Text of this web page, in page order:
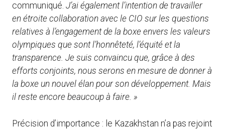
communiqué. J’ai également l’intention de travailler
en étroite collaboration avec le CIO sur les questions
relatives à l’engagement de la boxe envers les valeurs
olympiques que sont l’honnêteté, l’équité et la
transparence. Je suis convaincu que, grâce à des
efforts conjoints, nous serons en mesure de donner à
la boxe un nouvel élan pour son développement. Mais
il reste encore beaucoup à faire. »
Précision d’importance : le Kazakhstan n’a pas rejoint